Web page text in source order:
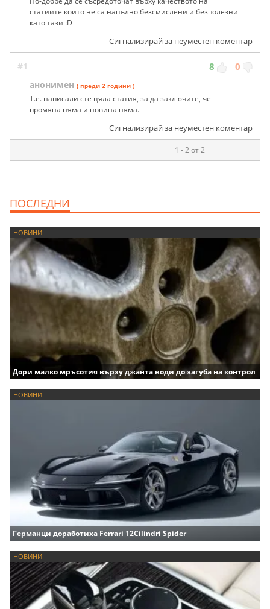
статиите които не са напълно безсмислени и безполезни
като тази :D
Сигнализирай за неуместен коментар
#1 8 0
анонимен ( преди 2 години )
Т.е. написали сте цяла статия, за да заключите, че
промяна няма и новина няма.
Сигнализирай за неуместен коментар
1 - 2 от 2
ПОСЛЕДНИ
НОВИНИ
Дори малко мръсотия върху джанта води до загуба на контрол
НОВИНИ
Германци доработиха Ferrari 12Cilindri Spider
НОВИНИ